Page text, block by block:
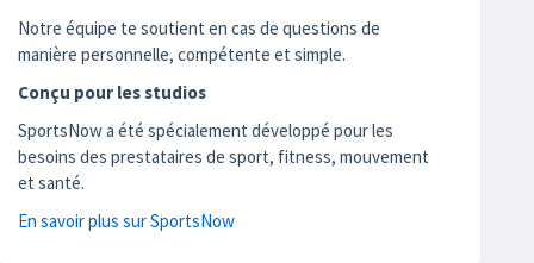
Notre équipe te soutient en cas de questions de
manière personnelle, compétente et simple.
Conçu pour les studios
SportsNow a été spécialement développé pour les
besoins des prestataires de sport, fitness, mouvement
et santé.
En savoir plus sur SportsNow